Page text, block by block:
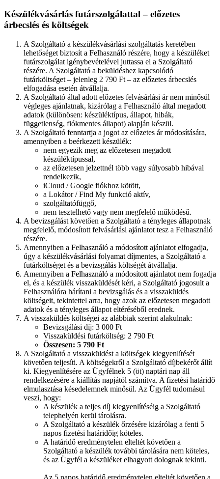
Készülékvásárlás futárszolgálattal – előzetes
árbecslés és költségek
A Szolgáltató a készülékvásárlási szolgáltatás keretében
lehetőséget biztosít a Felhasználó részére, hogy a készüléket
futárszolgálat igénybevételével juttassa el a Szolgáltató
részére. A Szolgáltató a beküldéshez kapcsolódó
futárköltséget – jelenleg 2 790 Ft – az előzetes árbecslés
elfogadása esetén átvállalja.
A Szolgáltató által adott előzetes felvásárlási ár nem minősül
végleges ajánlatnak, kizárólag a Felhasználó által megadott
adatok (különösen: készüléktípus, állapot, hibák,
függetlenség, fiókmentes állapot) alapján készül.
A Szolgáltató fenntartja a jogot az előzetes ár módosítására,
amennyiben a beérkezett készülék:
nem egyezik meg az előzetesen megadott
készüléktípussal,
az előzetesen jelzettnél több vagy súlyosabb hibával
rendelkezik,
iCloud / Google fiókhoz kötött,
a Lokátor / Find My funkció aktív,
szolgáltatófüggő,
nem tesztelhető vagy nem megfelelő működésű.
A bevizsgálást követően a Szolgáltató a tényleges állapotnak
megfelelő, módosított felvásárlási ajánlatot tesz a Felhasználó
részére.
Amennyiben a Felhasználó a módosított ajánlatot elfogadja,
úgy a készülékvásárlási folyamat díjmentes, a Szolgáltató a
futárköltséget és a bevizsgálás költségét átvállalja.
Amennyiben a Felhasználó a módosított ajánlatot nem fogadja
el, és a készülék visszaküldését kéri, a Szolgáltató jogosult a
Felhasználóra hárítani a bevizsgálás és a visszaküldés
költségeit, tekintettel arra, hogy azok az előzetesen megadott
adatok és a tényleges állapot eltéréséből erednek.
A visszaküldés költségei az alábbiak szerint alakulnak:
Bevizsgálási díj: 3 000 Ft
Visszaküldési futárköltség: 2 790 Ft
Összesen: 5 790 Ft
A Szolgáltató a visszaküldést a költségek kiegyenlítését
követően teljesíti. A költségekről a Szolgáltató díjbekérőt állít
ki. Kiegyenlítésére az Ügyfélnek 5 (öt) naptári nap áll
rendelkezésére a kiállítás napjától számítva. A fizetési határidő
elmulasztása késedelemnek minősül. Az Ügyfél tudomásul
veszi, hogy:
A készülék a teljes díj kiegyenlítéséig a Szolgáltató
telephelyén kerül tárolásra.
A Szolgáltató a készülék őrzésére kizárólag a fenti 5
napos fizetési határidőig köteles.
A határidő eredménytelen elteltét követően a
Szolgáltató a készülék további tárolására nem köteles,
és az Ügyfél a készüléket elhagyott dolognak tekinti.
Az 5 napos határidő eredménytelen elteltét követően a